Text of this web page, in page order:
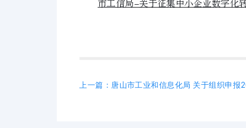
市工信局-关于征集中小企业数字化
上一篇：唐山市工业和信息化局 关于组织申